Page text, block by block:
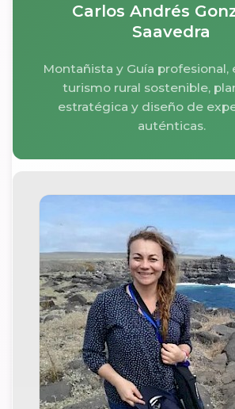
Carlos Andrés
Saavedra
Montañista y Guía profesional,
turismo rural sostenible,
estratégica y diseño de
auténticas.